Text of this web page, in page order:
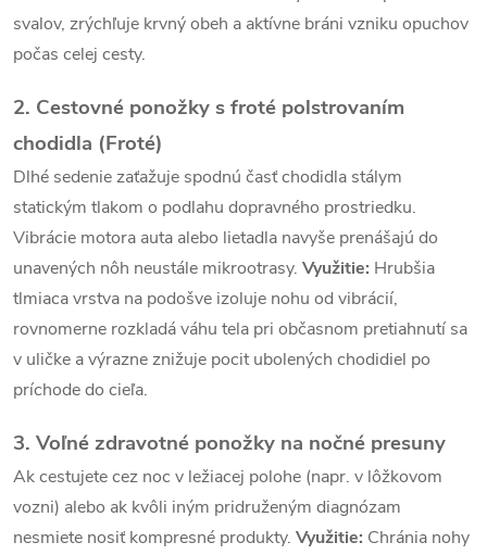
p
i
s
u
svalov, zrýchľuje krvný obeh a aktívne bráni vzniku opuchov
počas celej cesty.
2. Cestovné ponožky s froté polstrovaním
chodidla (Froté)
Dlhé sedenie zaťažuje spodnú časť chodidla stálym
statickým tlakom o podlahu dopravného prostriedku.
Vibrácie motora auta alebo lietadla navyše prenášajú do
unavených nôh neustále mikrootrasy. Využitie: Hrubšia
tlmiaca vrstva na podošve izoluje nohu od vibrácií,
rovnomerne rozkladá váhu tela pri občasnom pretiahnutí sa
v uličke a výrazne znižuje pocit ubolených chodidiel po
príchode do cieľa.
3. Voľné zdravotné ponožky na nočné presuny
Ak cestujete cez noc v ležiacej polohe (napr. v lôžkovom
vozni) alebo ak kvôli iným pridruženým diagnózam
nesmiete nosiť kompresné produkty. Využitie: Chránia nohy